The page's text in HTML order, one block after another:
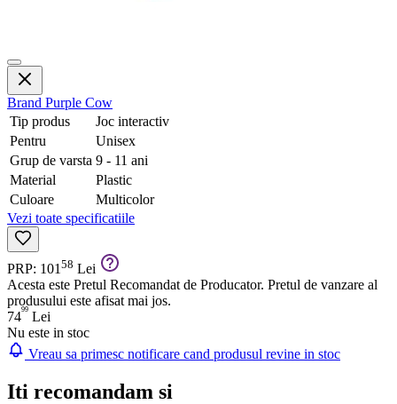
Brand Purple Cow
Tip produs
Joc interactiv
Pentru
Unisex
Grup de varsta 9 - 11 ani
Material
Plastic
Culoare
Multicolor
Vezi toate specificatiile
PRP: 101 58 Lei
Acesta este Pretul Recomandat de Producator. Pretul de vanzare al
produsului este afisat mai jos.
7499 Lei
Nu este in stoc
Vreau sa primesc notificare cand produsul revine in stoc
Iti recomandam si